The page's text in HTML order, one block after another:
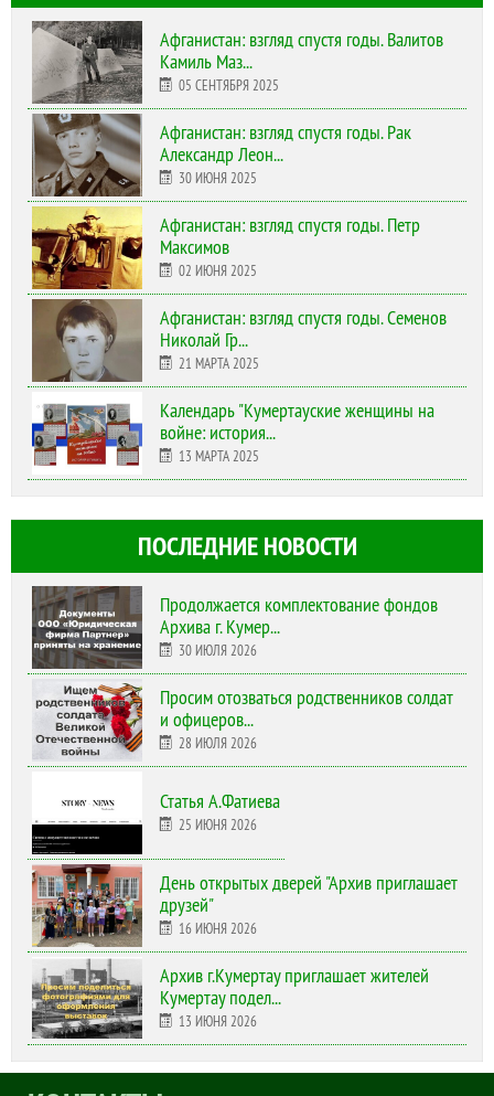
Афганистан: взгляд спустя годы. Валитов
Камиль Маз...
05 СЕНТЯБРЯ 2025
Афганистан: взгляд спустя годы. Рак
Александр Леон...
30 ИЮНЯ 2025
Афганистан: взгляд спустя годы. Петр
Максимов
02 ИЮНЯ 2025
Афганистан: взгляд спустя годы. Семенов
Николай Гр...
21 МАРТА 2025
Календарь "Кумертауские женщины на
войне: история...
13 МАРТА 2025
ПОСЛЕДНИЕ НОВОСТИ
Продолжается комплектование фондов
Архива г. Кумер...
30 ИЮЛЯ 2026
Просим отозваться родственников солдат
и офицеров...
28 ИЮЛЯ 2026
Статья А.Фатиева
25 ИЮНЯ 2026
День открытых дверей "Архив приглашает
друзей"
16 ИЮНЯ 2026
Архив г.Кумертау приглашает жителей
Кумертау подел...
13 ИЮНЯ 2026